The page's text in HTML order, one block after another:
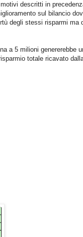
descritti in
sul bilancio
degli stessi risparmi ma
a 5 milioni genererebbe
totale ricavato